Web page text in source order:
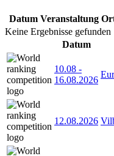
Datum Veranstaltung
Keine Ergebnisse gefunden
Datum
10.08 -
16.08.2026
12.08.2026